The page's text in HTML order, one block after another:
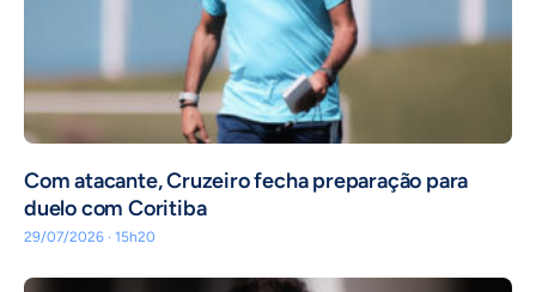
Com atacante, Cruzeiro fecha preparação para
duelo com Coritiba
29/07/2026 · 15h20